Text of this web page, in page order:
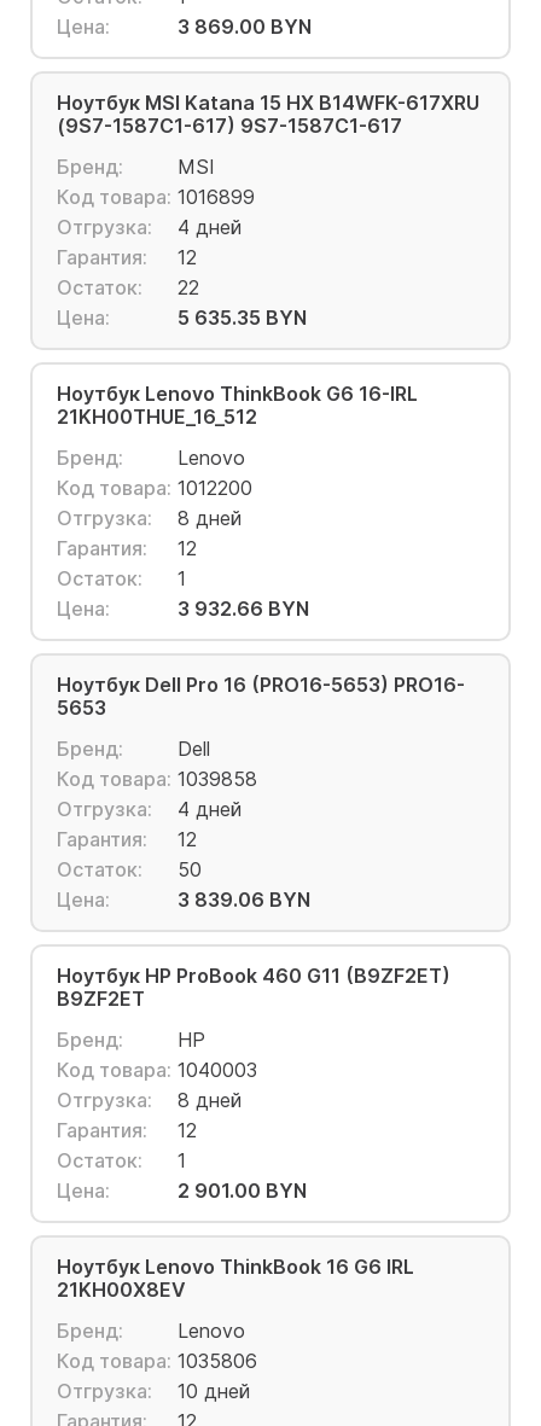
Цена:
3 869.00 BYN
Ноутбук MSI Katana 15 HX B14WFK-617XRU
(9S7-1587C1-617) 9S7-1587C1-617
Бренд:
MSI
Код товара: 1016899
Отгрузка:
4 дней
Гарантия:
12
Остаток:
22
Цена:
5 635.35 BYN
Ноутбук Lenovo ThinkBook G6 16-IRL
21KH00THUE_16_512
Бренд:
Lenovo
Код товара: 1012200
Отгрузка:
8 дней
Гарантия:
12
Остаток:
1
Цена:
3 932.66 BYN
Ноутбук Dell Pro 16 (PRO16-5653) PRO16-
5653
Бренд:
Dell
Код товара: 1039858
Отгрузка:
4 дней
Гарантия:
12
Остаток:
50
Цена:
3 839.06 BYN
Ноутбук HP ProBook 460 G11 (B9ZF2ET)
B9ZF2ET
Бренд:
HP
Код товара: 1040003
Отгрузка:
8 дней
Гарантия:
12
Остаток:
1
Цена:
2 901.00 BYN
Ноутбук Lenovo ThinkBook 16 G6 IRL
21KH00X8EV
Бренд:
Lenovo
Код товара: 1035806
Отгрузка:
10 дней